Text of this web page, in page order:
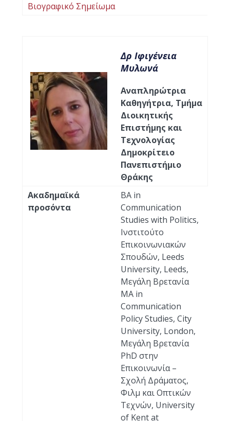
Βιογραφικό Σημείωμα
Δρ Ιφιγένεια
Μυλωνά
Αναπληρώτρια
Καθηγήτρια, Τμήμα
Διοικητικής
Επιστήμης και
Τεχνολογίας
Δημοκρίτειο
Πανεπιστήμιο
Θράκης
Ακαδημαϊκά
προσόντα
BA in
Communication
Studies with Politics,
Ινστιτούτο
Επικοινωνιακών
Σπουδών, Leeds
University, Leeds,
Μεγάλη Βρετανία
MA in
Communication
Policy Studies, City
University, London,
Μεγάλη Βρετανία
PhD στην
Επικοινωνία –
Σχολή Δράματος,
Φιλμ και Οπτικών
Τεχνών, University
of Kent at